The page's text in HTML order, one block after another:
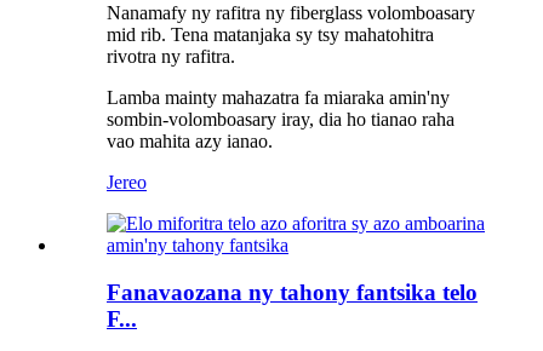
Nanamafy ny rafitra ny fiberglass volomboasary
mid rib. Tena matanjaka sy tsy mahatohitra
rivotra ny rafitra.
Lamba mainty mahazatra fa miaraka amin'ny
sombin-volomboasary iray, dia ho tianao raha
vao mahita azy ianao.
Jereo
Fanavaozana ny tahony fantsika telo
F...